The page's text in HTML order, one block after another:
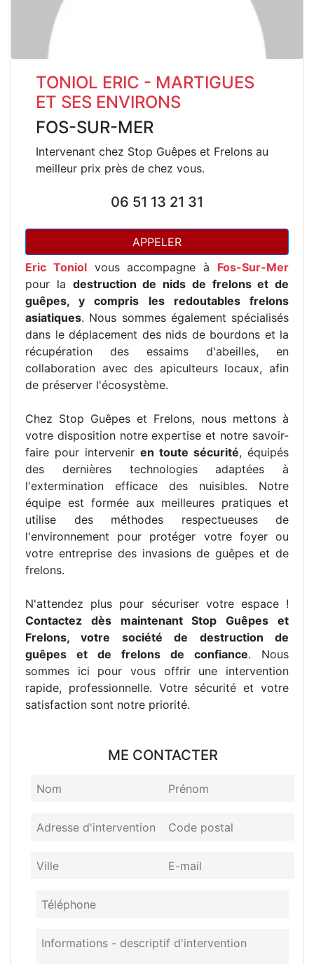
TONIOL ERIC - MARTIGUES
ET SES ENVIRONS
FOS-SUR-MER
Intervenant chez Stop Guêpes et Frelons au
meilleur prix près de chez vous.
06 51 13 21 31
APPELER
Eric Toniolvous accompagne à Fos-Sur-Mer
pour la destruction de nids de frelons et de
guêpes, y compris les redoutables frelons
asiatiques. Nous sommes également spécialisés
dans le déplacement des nids de bourdons et la
récupération des essaims d'abeilles, en
collaboration avec des apiculteurs locaux, afin
de préserver l'écosystème.
Chez Stop Guêpes et Frelons, nous mettons à
votre disposition notre expertise et notre savoir-
faire pour intervenir en toute sécurité, équipés
des dernières technologies adaptées à
l'extermination efficace des nuisibles. Notre
équipe est formée aux meilleures pratiques et
utilise des méthodes respectueuses de
l'environnement pour protéger votre foyer ou
votre entreprise des invasions de guêpes et de
frelons.
N'attendez plus pour sécuriser votre espace !
Contactez dès maintenant Stop Guêpes et
Frelons, votre société de destruction de
guêpes et de frelons de confiance. Nous
sommes ici pour vous offrir une intervention
rapide, professionnelle. Votre sécurité et votre
satisfaction sont notre priorité.
ME CONTACTER